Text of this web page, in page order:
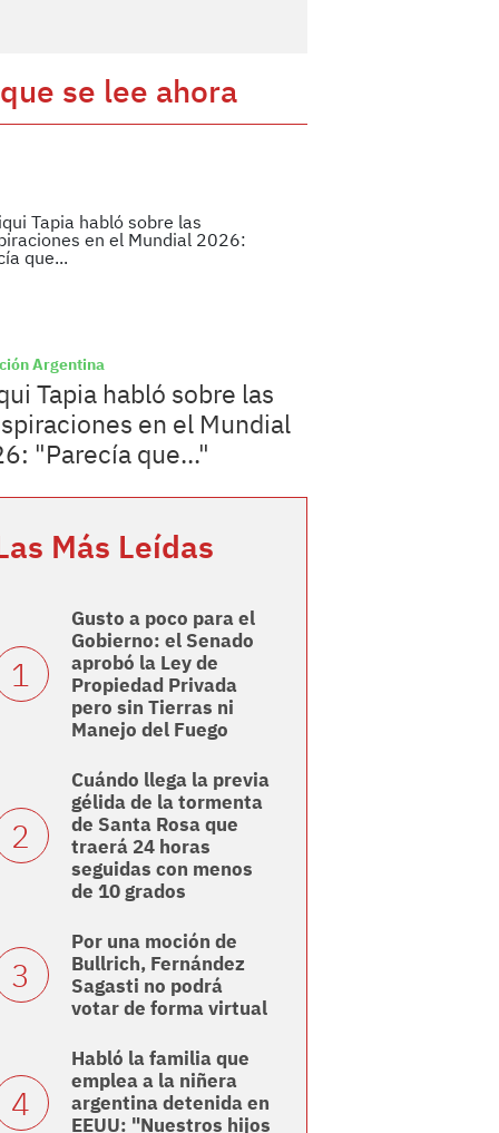
se lee ahora
Argentina
Tapia habló sobre las
en el Mundial
"Parecía que..."
Más Leídas
Gusto a poco para el
Gobierno: el Senado
aprobó la Ley de
Propiedad Privada
pero sin Tierras ni
Manejo del Fuego
Cuándo llega la previa
gélida de la tormenta
de Santa Rosa que
traerá 24 horas
seguidas con menos
de 10 grados
Por una moción de
Bullrich, Fernández
Sagasti no podrá
votar de forma virtual
Habló la familia que
emplea a la niñera
argentina detenida en
EEUU: "Nuestros hijos